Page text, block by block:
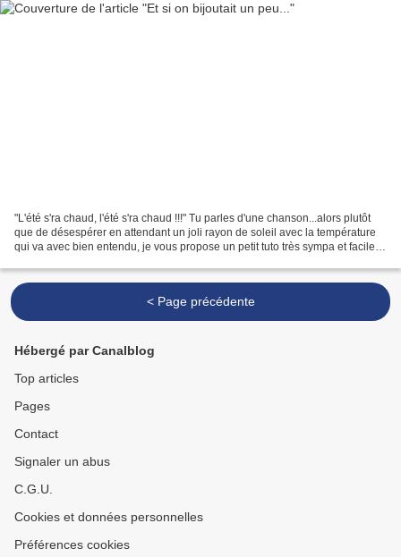
"L'été s'ra chaud, l'été s'ra chaud !!!" Tu parles d'une chanson...alors plutôt
que de désespérer en attendant un joli rayon de soleil avec la température
qui va avec bien entendu, je vous propose un petit tuto très sympa et facile
< Page précédente
Hébergé par Canalblog
Top articles
Pages
Contact
Signaler un abus
C.G.U.
Cookies et données personnelles
Préférences cookies